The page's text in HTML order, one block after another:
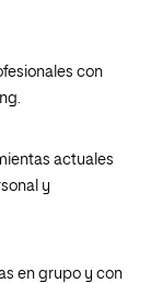
con
actuales
y
en grupo y con